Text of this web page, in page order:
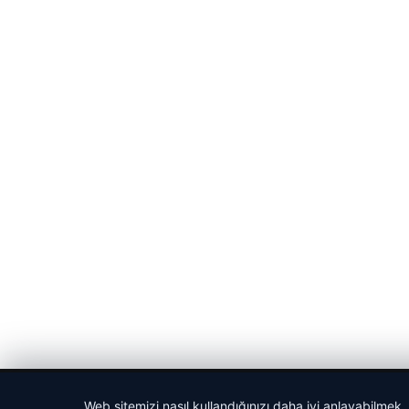
Web sitemizi nasıl kullandığınızı daha iyi